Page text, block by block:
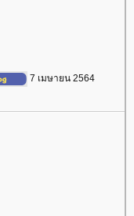
7 เมษายน 2564